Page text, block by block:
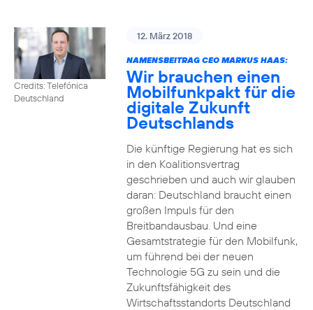
Credits: Telefónica
Deutschland
12. März 2018
NAMENSBEITRAG CEO MARKUS HAAS:
Wir brauchen einen
Mobilfunkpakt für die
digitale Zukunft
Deutschlands
Die künftige Regierung hat es sich
in den Koalitionsvertrag
geschrieben und auch wir glauben
daran: Deutschland braucht einen
großen Impuls für den
Breitbandausbau. Und eine
Gesamtstrategie für den Mobilfunk,
um führend bei der neuen
Technologie 5G zu sein und die
Zukunftsfähigkeit des
Wirtschaftsstandorts Deutschland